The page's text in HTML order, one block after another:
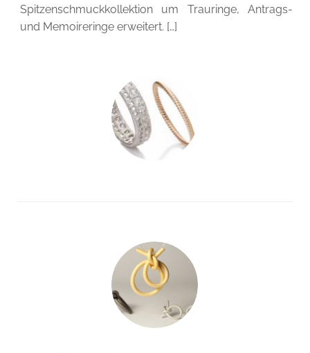
Spitzenschmuckkollektion um Trauringe, Antrags-
und Memoireringe erweitert. […]